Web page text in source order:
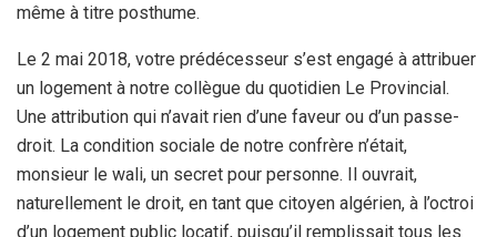
même à titre posthume.
Le 2 mai 2018, votre prédécesseur s’est engagé à attribuer
un logement à notre collègue du quotidien Le Provincial.
Une attribution qui n’avait rien d’une faveur ou d’un passe-
droit. La condition sociale de notre confrère n’était,
monsieur le wali, un secret pour personne. Il ouvrait,
naturellement le droit, en tant que citoyen algérien, à l’octroi
d’un logement public locatif, puisqu’il remplissait tous les